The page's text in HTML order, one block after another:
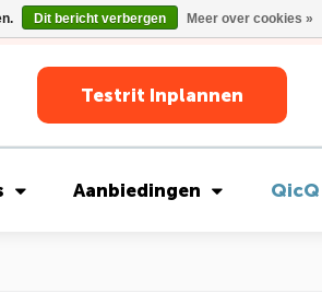
Testrit Inplannen
Aanbiedingen
Dit bericht verbergen Meer over cookies »